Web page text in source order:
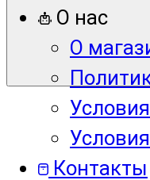
О нас
О
Контакты